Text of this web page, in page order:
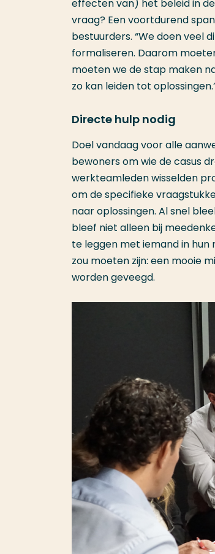
effecten van) het beleid in
vraag? Een voortdurend
bestuurders. “We doen veel
formaliseren. Daarom
moeten we de stap maken
zo kan leiden tot
Directe hulp nodig
Doel vandaag voor alle
bewoners om wie de casus
werkteamleden wisselden
om de specifieke
naar oplossingen. Al snel
bleef niet alleen bij
te leggen met iemand in hun
zou moeten zijn: een mooie
worden geveegd.